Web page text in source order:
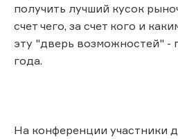
получить лучший кусок
счет чего, за счет кого и
эту "дверь возможностей" -
года.
На конференции участники